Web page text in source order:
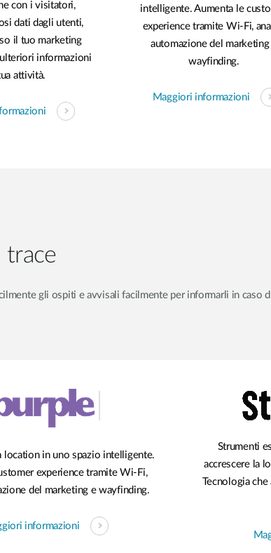
con i visitatori,
dati dagli utenti,
il tuo marketing
informazioni
attività.
intelligente. Aumenta le
experience tramite Wi-Fi,
automazione del marketing
wayfinding.
Maggiori informazioni
trace
gli ospiti e avvisali facilmente per informarli in caso
location in uno spazio intelligente.
experience tramite Wi-Fi,
del marketing e wayfinding.
informazioni
Strumenti
accrescere la
Tecnologia che